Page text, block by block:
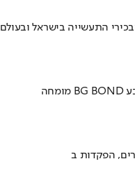
התעשייה בישראל ובעולם